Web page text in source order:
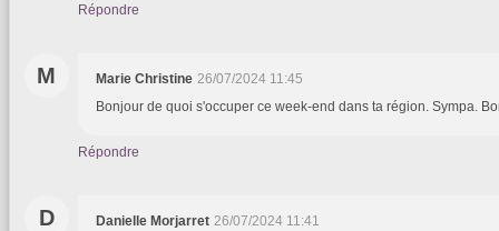
Répondre
M Marie Christine 26/07/2024 11:45
Bonjour de quoi s'occuper ce week-end dans ta région. Sympa.
Répondre
D Danielle Morjarret 26/07/2024 11:41